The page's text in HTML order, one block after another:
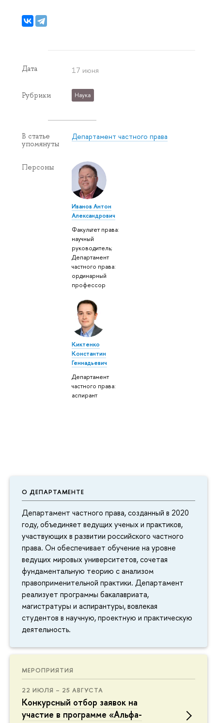
О ДЕПАРТАМЕНТЕ
Департамент частного права, созданный в 2020
году, объединяет ведущих ученых и практиков,
участвующих в развитии российского частного
права. Он обеспечивает обучение на уровне
ведущих мировых университетов, сочетая
фундаментальную теорию с анализом
правоприменительной практики. Департамент
реализует программы бакалавриата,
магистратуры и аспирантуры, вовлекая
студентов в научную, проектную и практическую
деятельность.
МЕРОПРИЯТИЯ
22 ИЮЛЯ – 25 АВГУСТА
Конкурсный отбор заявок на
участие в программе «Альфа-
Дата 17 июня
Рубрики Наука
В статье
упомянуты
Департамент частного права
Персоны
Иванов Антон
Александрович
Факультет права:
научный
руководитель;
Департамент
частного права:
ординарный
профессор
Киктенко
Константин
Геннадьевич
Департамент
частного права:
аспирант